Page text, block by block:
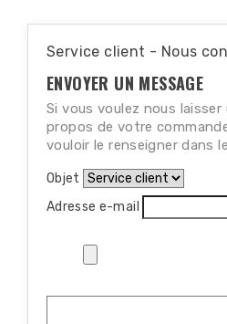
Service client - Nous
ENVOYER UN MESSAGE
Si vous voulez nous laisser
propos de votre
vouloir le renseigner dans
Objet
Adresse e-mail